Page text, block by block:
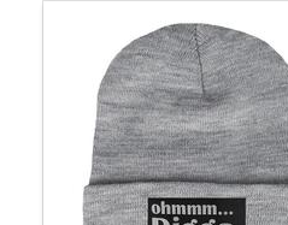
Mütze
OHMMM
DIGGA
hellgrau
melange